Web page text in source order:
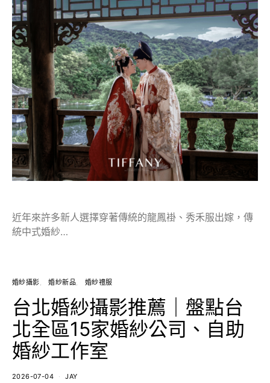
近年來許多新人選擇穿著傳統的龍鳳褂、秀禾服出嫁，傳
統中式婚紗…
婚紗攝影 婚紗新品 婚紗禮服
台北婚紗攝影推薦｜盤點台
北全區15家婚紗公司、自助
婚紗工作室
2026-07-04 JAY